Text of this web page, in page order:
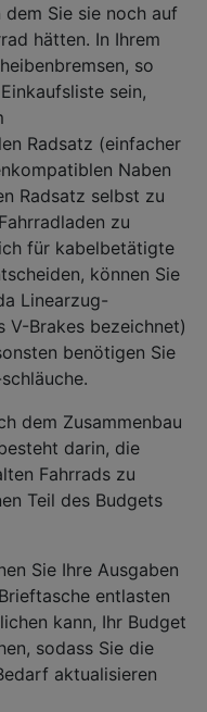
Sie sie noch auf
hätten. In Ihrem
so
sein,
Radsatz (einfacher
Naben
Radsatz selbst zu
zu
für kabelbetätigte
können Sie
Linearzug-
V-Brakes bezeichnet)
benötigen Sie
dem Zusammenbau
darin, die
Fahrrads zu
Teil des Budgets
Sie Ihre Ausgaben
entlasten
kann, Ihr Budget
sodass Sie die
aktualisieren